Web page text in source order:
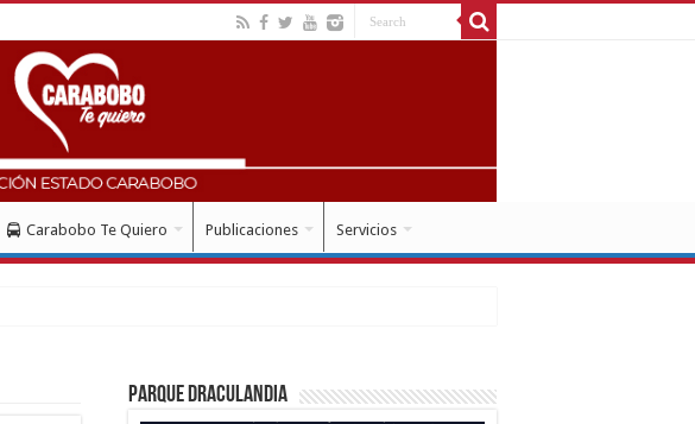
Carabobo Te Quiero Publicaciones Servicios
Parque Draculandia